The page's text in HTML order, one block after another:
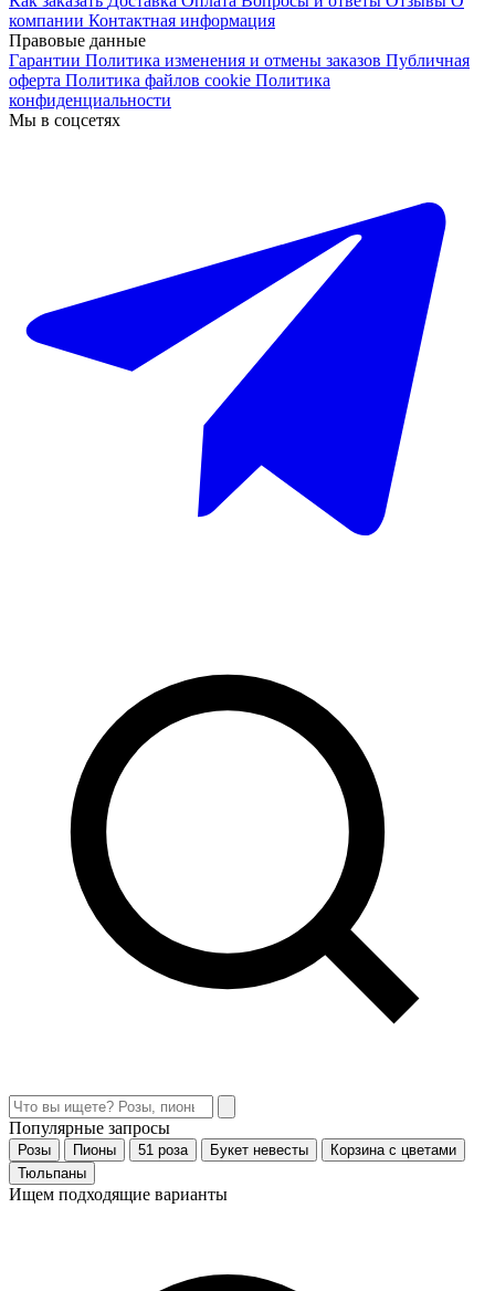
компании Контактная информация
Правовые данные
Гарантии Политика изменения и отмены заказов Публичная
оферта Политика файлов cookie Политика
конфиденциальности
Мы в соцсетях
Популярные запросы
Розы Пионы 51 роза Букет невесты
Корзина с цветами
Тюльпаны
Ищем подходящие варианты